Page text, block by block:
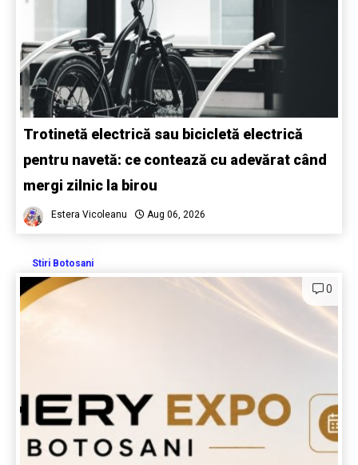
Trotinetă electrică sau bicicletă electrică
pentru navetă: ce contează cu adevărat când
mergi zilnic la birou
Estera Vicoleanu Aug 06, 2026
Stiri Botosani
0